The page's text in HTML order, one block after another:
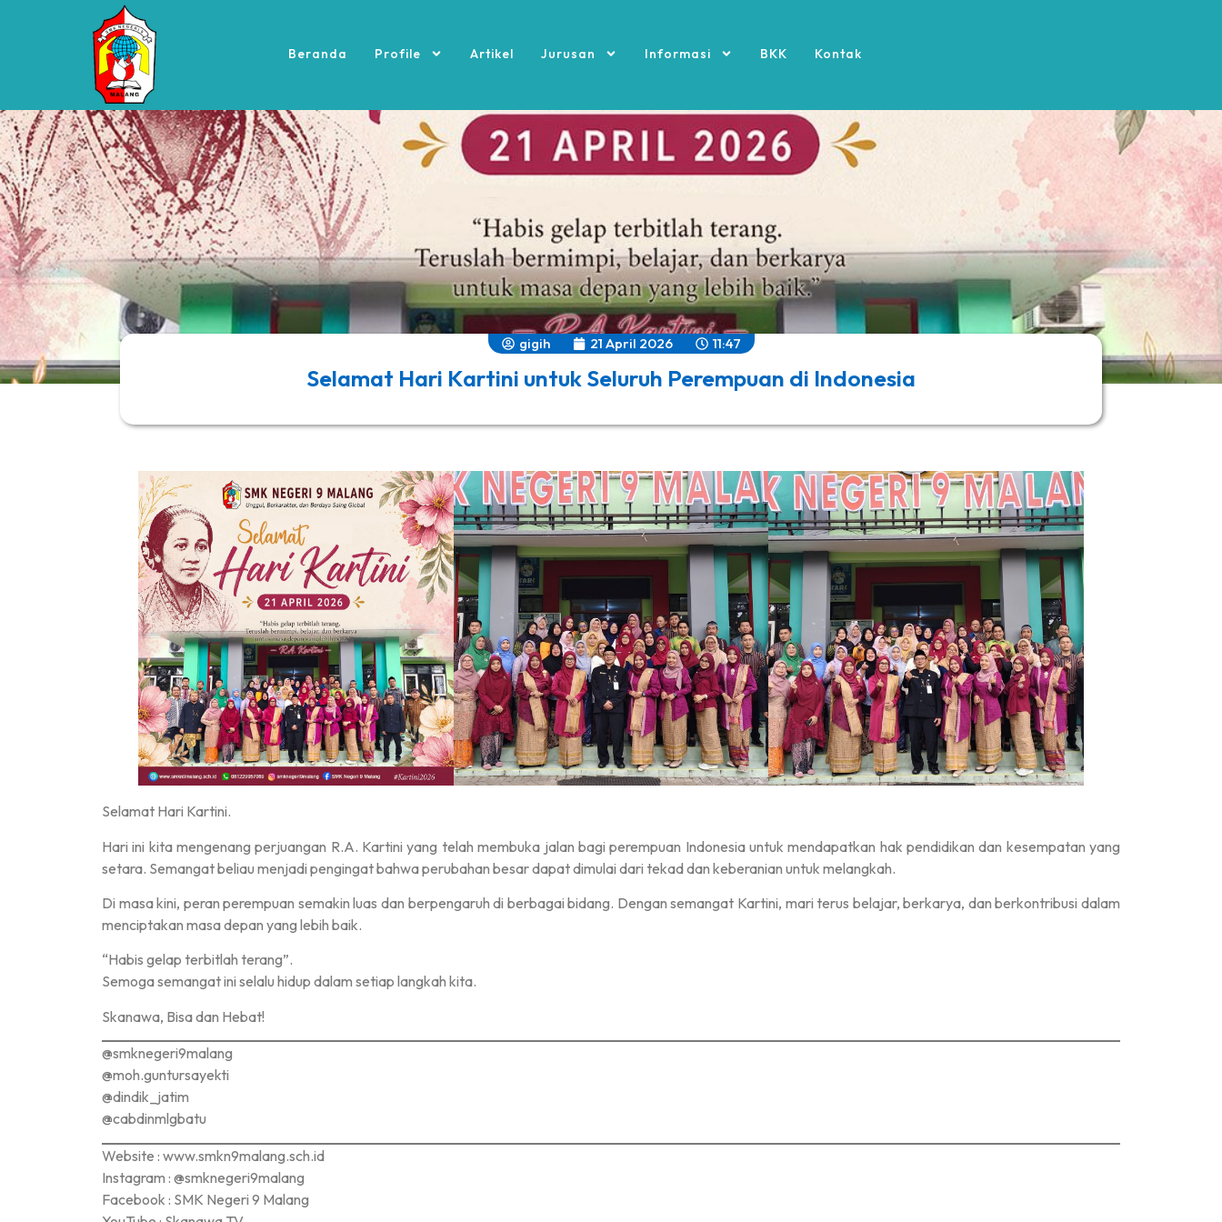
Beranda Profile Artikel Jurusan Informasi BKK Kontak
gigih 21 April 2026 11:47
Selamat Hari Kartini untuk Seluruh Perempuan di Indonesia
Selamat Hari Kartini.
Hari ini kita mengenang perjuangan R.A. Kartini yang telah membuka jalan bagi perempuan Indonesia untuk mendapatkan hak pendidikan dan kesempatan yang
setara. Semangat beliau menjadi pengingat bahwa perubahan besar dapat dimulai dari tekad dan keberanian untuk melangkah.
Di masa kini, peran perempuan semakin luas dan berpengaruh di berbagai bidang. Dengan semangat Kartini, mari terus belajar, berkarya, dan berkontribusi dalam
menciptakan masa depan yang lebih baik.
“Habis gelap terbitlah terang”.
Semoga semangat ini selalu hidup dalam setiap langkah kita.
Skanawa, Bisa dan Hebat!
@smknegeri9malang
@moh.guntursayekti
@dindik_jatim
@cabdinmlgbatu
Website : www.smkn9malang.sch.id
Instagram : @smknegeri9malang
Facebook : SMK Negeri 9 Malang